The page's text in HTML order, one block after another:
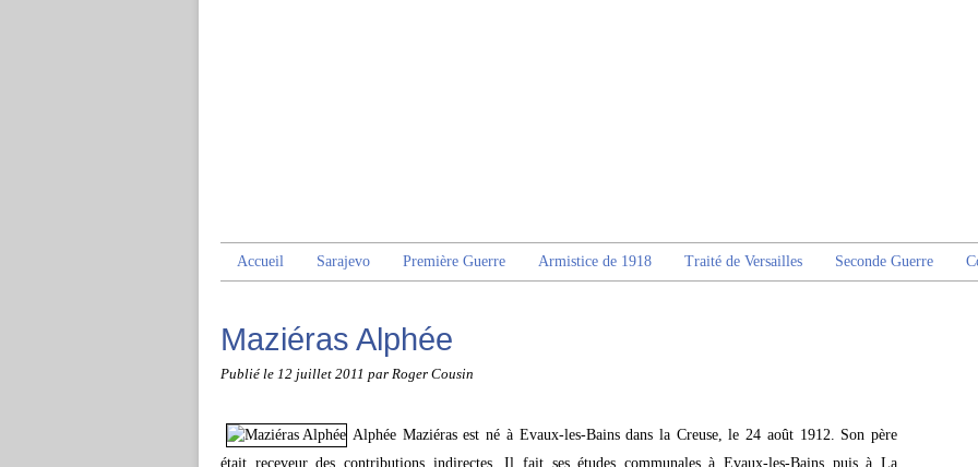
Accueil Sarajevo Première Guerre Armistice de 1918 Traité de Versailles Seconde Guerre
Maziéras Alphée
Publié le 12 juillet 2011 par Roger Cousin
Alphée Maziéras est né à Evaux-les-Bains dans la Creuse, le 24 août 1912. Son père
était receveur des contributions indirectes. Il fait ses études communales à Evaux-les-Bains puis à La